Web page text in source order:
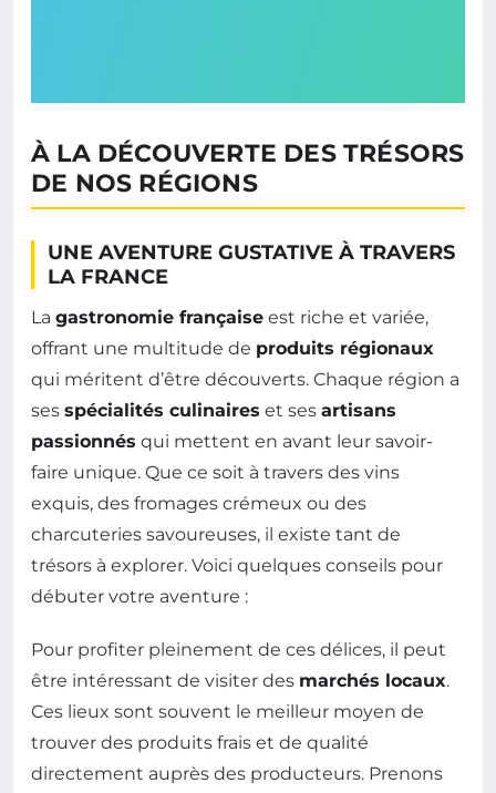
À LA DÉCOUVERTE DES TRÉSORS
DE NOS RÉGIONS
UNE AVENTURE GUSTATIVE À TRAVERS
LA FRANCE
La gastronomie française est riche et variée,
offrant une multitude de produits régionaux
qui méritent d’être découverts. Chaque région a
ses spécialités culinaires et ses artisans
passionnés qui mettent en avant leur savoir-
faire unique. Que ce soit à travers des vins
exquis, des fromages crémeux ou des
charcuteries savoureuses, il existe tant de
trésors à explorer. Voici quelques conseils pour
débuter votre aventure :
Pour profiter pleinement de ces délices, il peut
être intéressant de visiter des marchés locaux.
Ces lieux sont souvent le meilleur moyen de
trouver des produits frais et de qualité
directement auprès des producteurs. Prenons